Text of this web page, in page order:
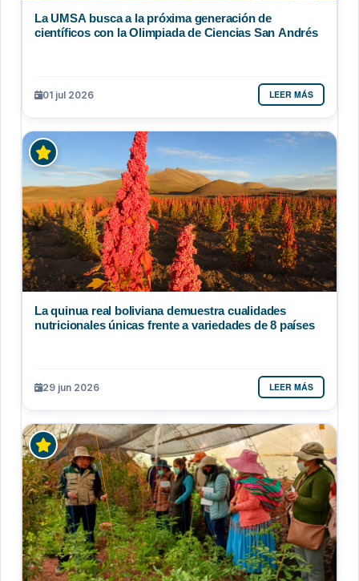
La UMSA busca a la próxima generación de
científicos con la Olimpiada de Ciencias San Andrés
01 jul 2026 LEER MÁS
La quinua real boliviana demuestra cualidades
nutricionales únicas frente a variedades de 8 países
29 jun 2026 LEER MÁS